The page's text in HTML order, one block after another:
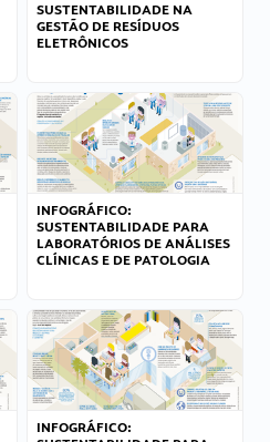
SUSTENTABILIDADE NA
GESTÃO DE RESÍDUOS
ELETRÔNICOS
INFOGRÁFICO:
SUSTENTABILIDADE PARA
LABORATÓRIOS DE ANÁLISES
CLÍNICAS E DE PATOLOGIA
INFOGRÁFICO: